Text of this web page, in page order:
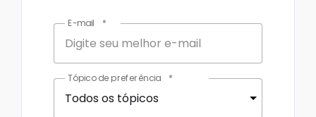
E-mail *
Todos os tópicos
Tópico de preferência *